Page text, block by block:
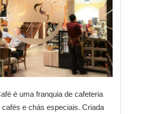
é uma franquia de cafeteria
e chás especiais. Criada